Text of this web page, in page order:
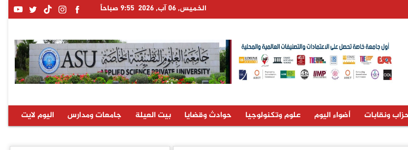
الخميس, 06 آب, 2026 9:55 صباحاً
ونقابات أضواء اليوم علوم وتكنولوجيا حوادث وقضايا بيت العيلة جامعات ومدارس اليوم لايت